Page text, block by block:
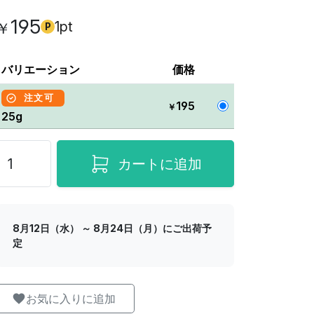
195 P 1pt
バリエーション 価格
注文可
25g
￥ 195
カートに追加
8月12日（水） ～ 8月24日（月）にご出荷予
定
お気に入りに追加